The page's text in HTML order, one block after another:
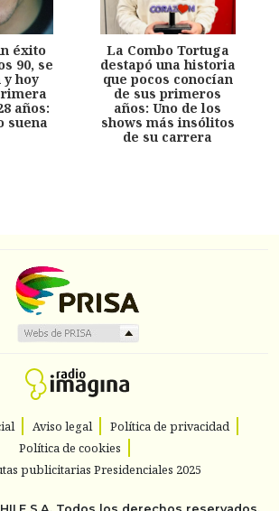
éxito
90, se
y hoy
años:
suena
La Combo Tortuga
destapó una historia
que pocos conocían
de sus primeros
años: Uno de los
shows más insólitos
de su carrera
Aviso legal
Política de privacidad
Política de cookies
publicitarias Presidenciales 2025